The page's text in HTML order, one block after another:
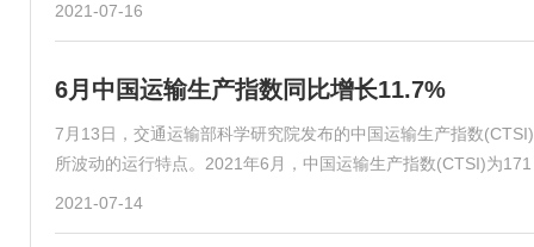
2021-07-16
6月中国运输生产指数同比增长11.7%
7月13日，交通运输部科学研究院发布的中国运输生产指数
所波动的运行特点。2021年6月，中国运输生产指数(CTSI)为
2021-07-14